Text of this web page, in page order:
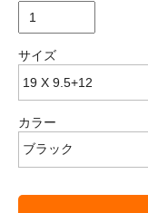
サイズ
カラー